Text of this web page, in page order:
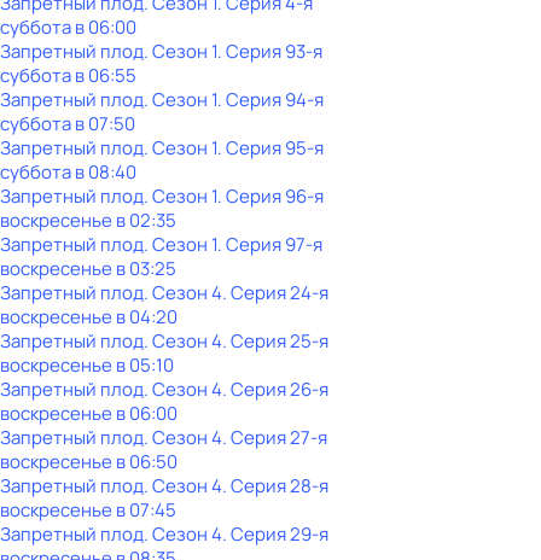
субботав06:00
Запретный плод. Сезон 1. Серия 93-я
субботав06:55
Запретный плод. Сезон 1. Серия 94-я
субботав07:50
Запретный плод. Сезон 1. Серия 95-я
субботав08:40
Запретный плод. Сезон 1. Серия 96-я
воскресенье в02:35
Запретный плод. Сезон 1. Серия 97-я
воскресенье в03:25
Запретный плод. Сезон 4. Серия 24-я
воскресенье в04:20
Запретный плод. Сезон 4. Серия 25-я
воскресенье в05:10
Запретный плод. Сезон 4. Серия 26-я
воскресенье в06:00
Запретный плод. Сезон 4. Серия 27-я
воскресенье в06:50
Запретный плод. Сезон 4. Серия 28-я
воскресенье в07:45
Запретный плод. Сезон 4. Серия 29-я